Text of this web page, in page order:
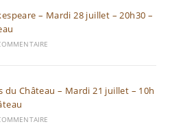
– Mardi 28 juillet – 20h30 –
du Château – Mardi 21 juillet – 10h